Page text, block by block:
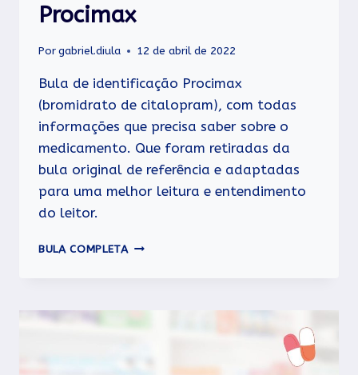
Procimax
Porgabriel.diula 12 de abril de 2022
Bula de identificação Procimax
(bromidrato de citalopram), com todas
informações que precisa saber sobre o
medicamento. Que foram retiradas da
bula original de referência e adaptadas
para uma melhor leitura e entendimento
do leitor.
BULA COMPLETA PROCIMAX